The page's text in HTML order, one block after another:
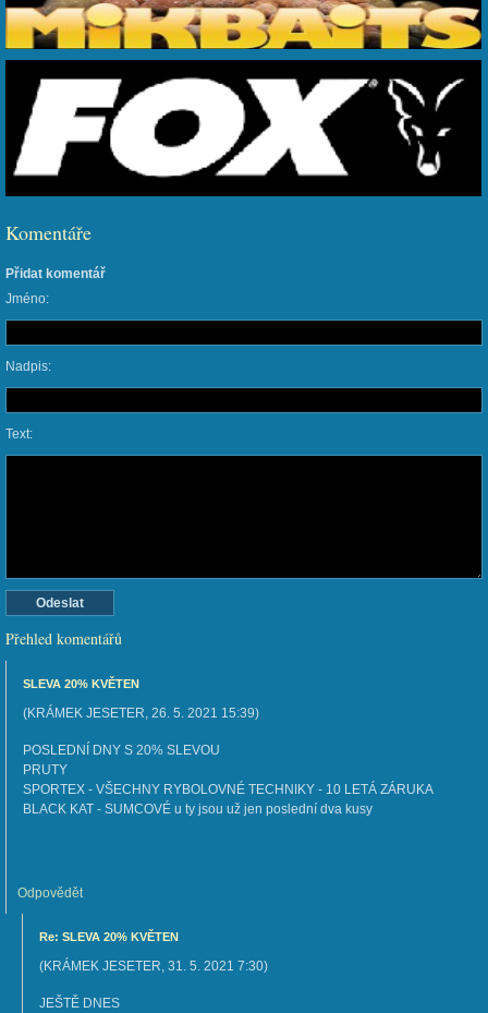
Komentáře
Přidat komentář
Jméno:
Nadpis:
Text:
Přehled komentářů
SLEVA 20% KVĚTEN
(KRÁMEK JESETER, 26. 5. 2021 15:39)
POSLEDNÍ DNY S 20% SLEVOU
PRUTY
SPORTEX - VŠECHNY RYBOLOVNÉ TECHNIKY - 10 LETÁ ZÁRUKA
BLACK KAT - SUMCOVÉ u ty jsou už jen poslední dva kusy
Odpovědět
Re: SLEVA 20% KVĚTEN
(KRÁMEK JESETER, 31. 5. 2021 7:30)
JEŠTĚ DNES